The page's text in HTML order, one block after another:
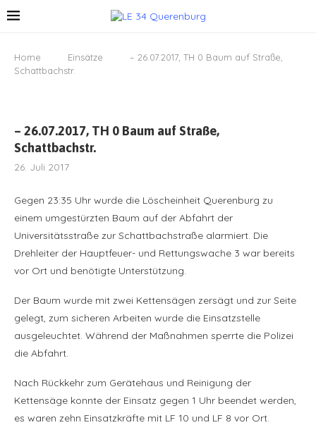
Home Einsätze
– 26.07.2017, TH 0 Baum auf Straße,
Schattbachstr.
– 26.07.2017, TH 0 Baum auf Straße,
Schattbachstr.
26. Juli 2017
Gegen 23:35 Uhr wurde die Löscheinheit Querenburg zu
einem umgestürzten Baum auf der Abfahrt der
Universitätsstraße zur Schattbachstraße alarmiert. Die
Drehleiter der Hauptfeuer- und Rettungswache 3 war bereits
vor Ort und benötigte Unterstützung.
Der Baum wurde mit zwei Kettensägen zersägt und zur Seite
gelegt, zum sicheren Arbeiten wurde die Einsatzstelle
ausgeleuchtet. Während der Maßnahmen sperrte die Polizei
die Abfahrt.
Nach Rückkehr zum Gerätehaus und Reinigung der
Kettensäge konnte der Einsatz gegen 1 Uhr beendet werden,
es waren zehn Einsatzkräfte mit LF 10 und LF 8 vor Ort.